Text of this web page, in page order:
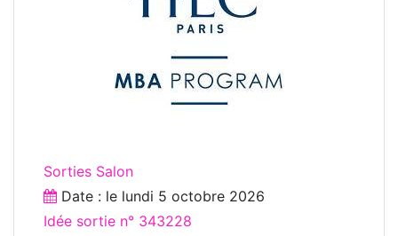
Sorties Salon
Date : le lundi 5 octobre 2026
Idée sortie n° 343228